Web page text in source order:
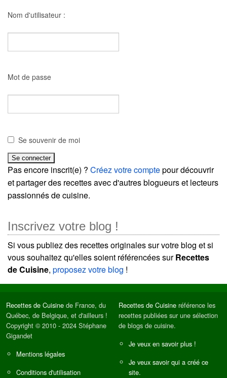
Nom d'utilisateur :
Mot de passe
Se souvenir de moi
Pas encore inscrit(e) ? Créez votre comptepour découvrir
et partager des recettes avec d'autres blogueurs et lecteurs
passionnés de cuisine.
Inscrivez votre blog !
Si vous publiez des recettes originales sur votre blog et si
vous souhaitez qu'elles soient référencées surRecettes
de Cuisine, proposez votre blog !
Recettes de Cuisine de France, du
Québec, de Belgique, et d'ailleurs !
Copyright © 2010 - 2024 Stéphane
Gigandet
Mentions légales
Conditions d'utilisation
Recettes de Cuisine référence les
recettes publiées sur une sélection
de blogs de cuisine.
Je veux en savoir plus !
Je veux savoir qui a créé ce
site.